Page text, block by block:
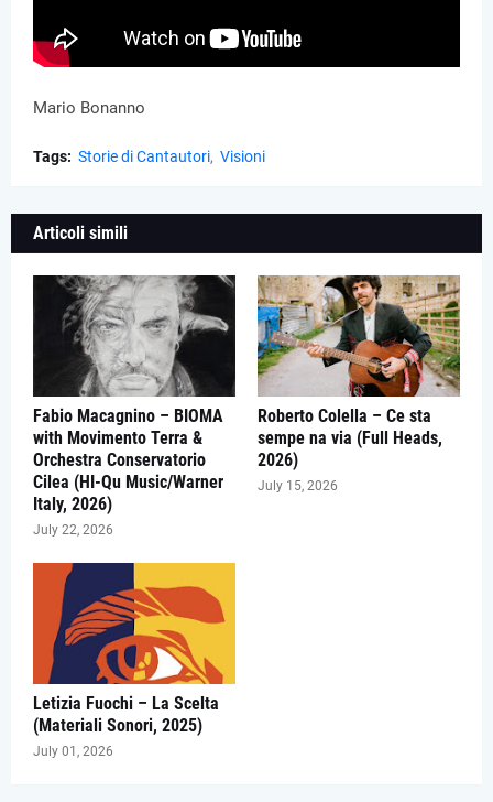
Mario Bonanno
Tags: Storie di Cantautori Visioni
Articoli simili
Fabio Macagnino – BIOMA
with Movimento Terra &
Orchestra Conservatorio
Cilea (HI-Qu Music/Warner
Italy, 2026)
July 22, 2026
Roberto Colella – Ce sta
sempe na via (Full Heads,
2026)
July 15, 2026
Letizia Fuochi – La Scelta
(Materiali Sonori, 2025)
July 01, 2026